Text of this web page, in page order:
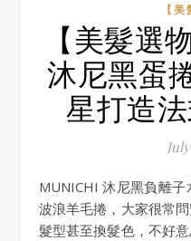
【
【美髮選
沐尼黑蛋
星打造
MUNICHI 沐尼黑負離子水波紋蛋捲夾，輕鬆造型韓系
波浪羊毛捲，大家很常
髮型甚至換髮色，不好